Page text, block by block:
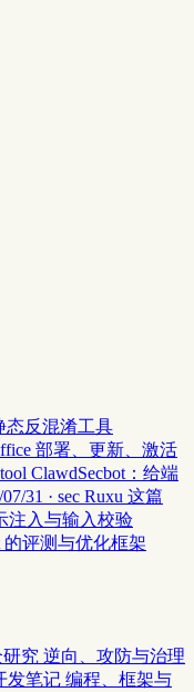
态反混淆工具
部署、更新、激活
ClawdSecbot：给端
31 · sec Ruxu 这篇
注入与输入校验
的评测与优化框架
究 逆向、攻防与治理
发笔记 编程、框架与